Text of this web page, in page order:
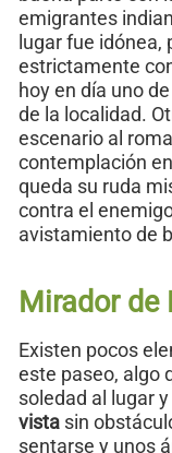
emigrantes
lugar fue
estrictamente
hoy en día uno
de la localidad.
escenario al
contemplación
queda su ruda
contra el
avistamiento de
Mirador de
Existen pocos
este paseo, algo
soledad al lugar
vista sin
sentarse y unos